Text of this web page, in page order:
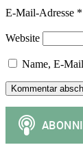
E-Mail-Adresse *
Website
Name, E-